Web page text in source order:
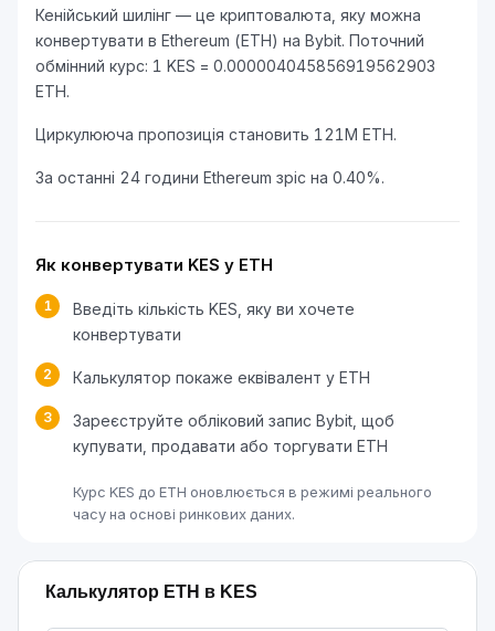
Кенійський шилінг — це криптовалюта, яку можна
конвертувати в Ethereum (ETH) на Bybit. Поточний
обмінний курс: 1 KES = 0.000004045856919562903
ETH.
Циркулююча пропозиція становить 121M ETH.
За останні 24 години Ethereum зріс на 0.40%.
Як конвертувати KES у ETH
1
Введіть кількість KES, яку ви хочете
конвертувати
2 Калькулятор покаже еквівалент у ETH
3
Зареєструйте обліковий запис Bybit, щоб
купувати, продавати або торгувати ETH
Курс KES до ETH оновлюється в режимі реального
часу на основі ринкових даних.
Калькулятор ETH в KES